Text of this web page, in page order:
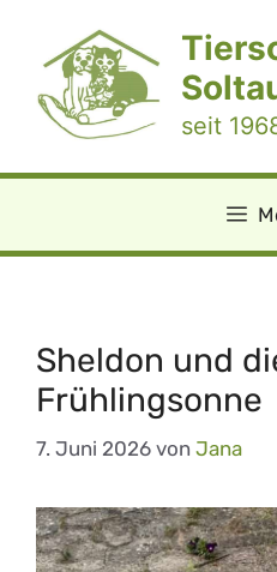
springen
seit
Sheldon und
Frühlingsonne
7. Juni 2026 von Jana